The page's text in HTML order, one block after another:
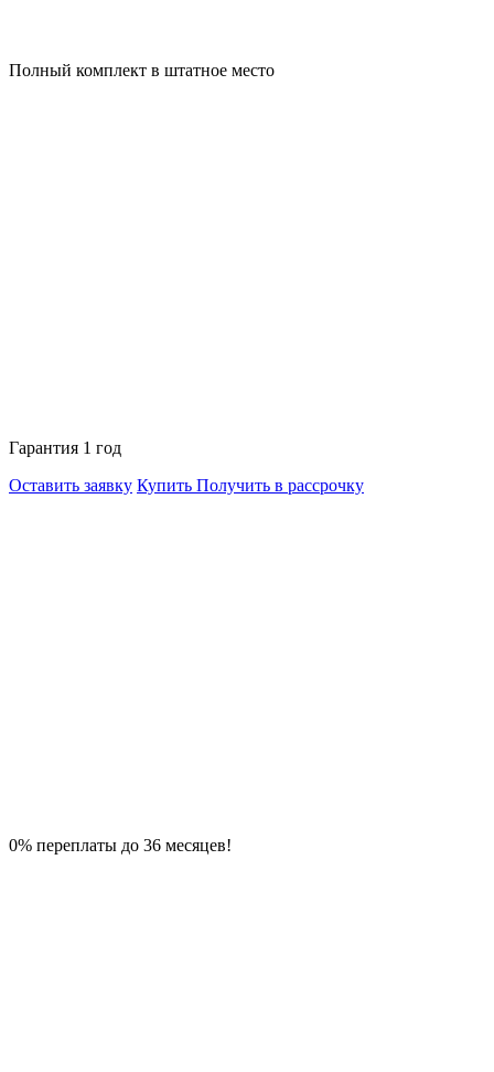
Полный комплект в штатное место
Гарантия 1 год
Оставить заявку Купить Получить в рассрочку
0% переплаты до 36 месяцев!